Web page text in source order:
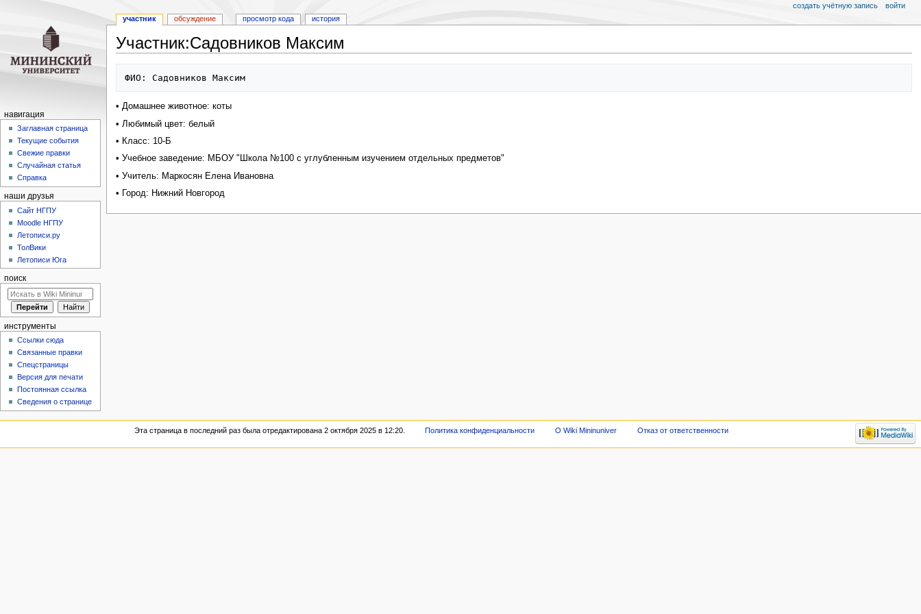
Участник:Садовников Максим
• Домашнее животное: коты
• Любимый цвет: белый
• Класс: 10-Б
• Учебное заведение: МБОУ "Школа №100 с углубленным изучением отдельных предметов"
• Учитель: Маркосян Елена Ивановна
• Город: Нижний Новгород
участник обсуждение просмотр кода история
создать учётную запись войти
навигация
Заглавная страница
Текущие события
Свежие правки
Случайная статья
Справка
наши друзья
Cайт НГПУ
Moodle НГПУ
Летописи.ру
ТолВики
Летописи Юга
поиск
инструменты
Ссылки сюда
Связанные правки
Спецстраницы
Версия для печати
Постоянная ссылка
Сведения о странице
Эта страница в последний раз была отредактирована 2 октября 2025 в 12:20. Политика конфиденциальности О Wiki Mininuniver Отказ от ответственности